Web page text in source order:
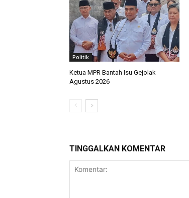
Politik
Ketua MPR Bantah Isu Gejolak
Agustus 2026
TINGGALKAN KOMENTAR